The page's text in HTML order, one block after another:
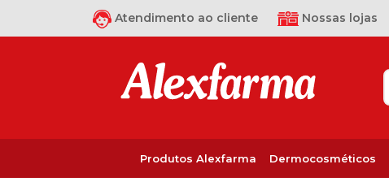
Atendimento ao cliente Nossas lojas
Produtos Alexfarma Dermocosméticos